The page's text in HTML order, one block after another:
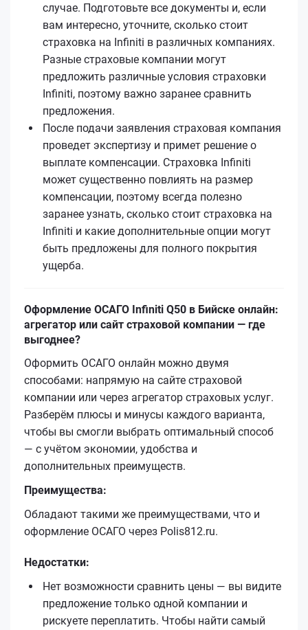
случае. Подготовьте все документы и, если
вам интересно, уточните, сколько стоит
страховка на Infiniti в различных компаниях.
Разные страховые компании могут
предложить различные условия страховки
Infiniti, поэтому важно заранее сравнить
предложения.
После подачи заявления страховая компания
проведет экспертизу и примет решение о
выплате компенсации. Страховка Infiniti
может существенно повлиять на размер
компенсации, поэтому всегда полезно
заранее узнать, сколько стоит страховка на
Infiniti и какие дополнительные опции могут
быть предложены для полного покрытия
ущерба.
Оформление ОСАГО Infiniti Q50 в Бийске онлайн:
агрегатор или сайт страховой компании — где
выгоднее?
Оформить ОСАГО онлайн можно двумя
способами: напрямую на сайте страховой
компании или через агрегатор страховых услуг.
Разберём плюсы и минусы каждого варианта,
чтобы вы смогли выбрать оптимальный способ
— с учётом экономии, удобства и
дополнительных преимуществ.
Преимущества:
Обладают такими же преимуществами, что и
оформление ОСАГО через Polis812.ru.
Недостатки:
Нет возможности сравнить цены — вы видите
предложение только одной компании и
рискуете переплатить. Чтобы найти самый